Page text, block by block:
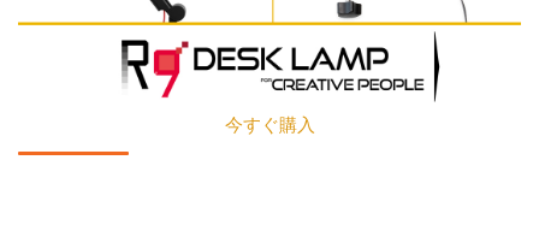
今すぐ購入